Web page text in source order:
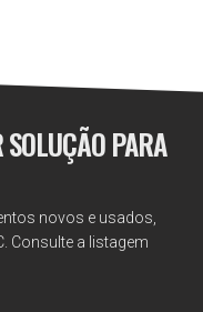
PARA
novos e usados,
Consulte a listagem